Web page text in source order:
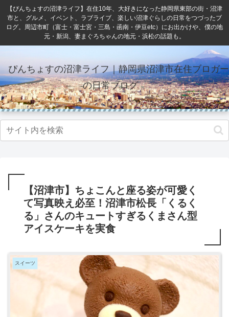
【ぴんちょすの沼津ライフ】在住10年、大好きになった静岡県東部の街・沼津
市と、グルメ、イベント、ラブライブ、楽しい沼津ぐらしの日常をつづったブ
ログ。周辺市町（富士・富士宮・三島・函南・伊豆etc）にお出かけや、僕の地
元・新潟、妻まぐろちゃんの地元・浜松の話題も。
ぴんちょすの沼津ライフ｜静岡県沼津市在住ブロガー
の日常ブログ
【沼津市】ちょこんと座る姿が可愛く
て写真映え必至！沼津市松長「くるく
る」さんのキュートすぎるくまさん型
アイスケーキを実食
スイーツ